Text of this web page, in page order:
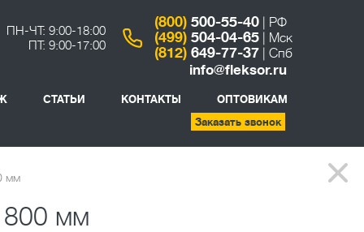
ПН-ЧТ: 9:00-18:00
ПТ: 9:00-17:00
(800) 500-55-40 | РФ
(499) 504-04-65 | Мск
(812) 649-77-37 | Спб
СТАТЬИ КОНТАКТЫ
info@fleksor.ru
Заказать звонок
ОПТОВИКАМ
мм
800 мм